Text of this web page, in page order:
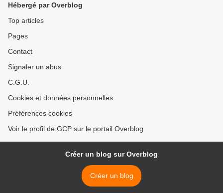
Hébergé par Overblog
Top articles
Pages
Contact
Signaler un abus
C.G.U.
Cookies et données personnelles
Préférences cookies
Voir le profil de GCP sur le portail Overblog
Créer un blog sur Overblog
Créer un blog